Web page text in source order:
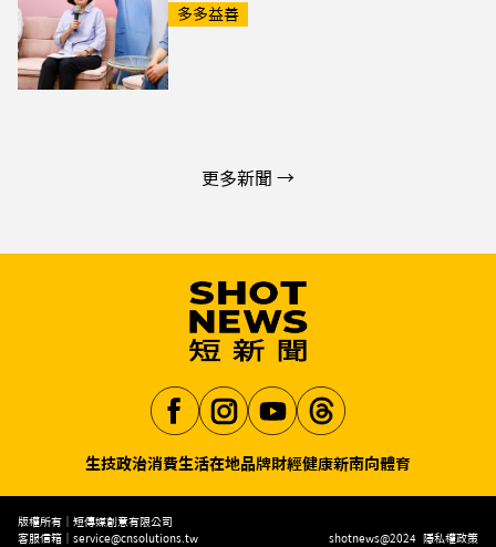
多多益善
更多新聞 →
Aa
生技政治消費生活在地品牌財經健康新南向體育
版權所有｜短傳媒創意有限公司
客服信箱｜ service@cnsolutions.tw shotnews@2024 隱私權政策